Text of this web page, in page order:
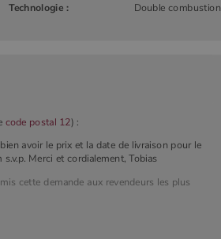
Technologie : Double combustion
code postal 12) :
avoir le prix et la date de livraison pour le
Merci et cordialement, Tobias
cette demande aux revendeurs les plus